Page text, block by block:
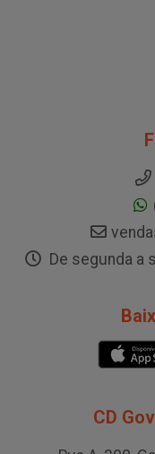
De segunda a
CD